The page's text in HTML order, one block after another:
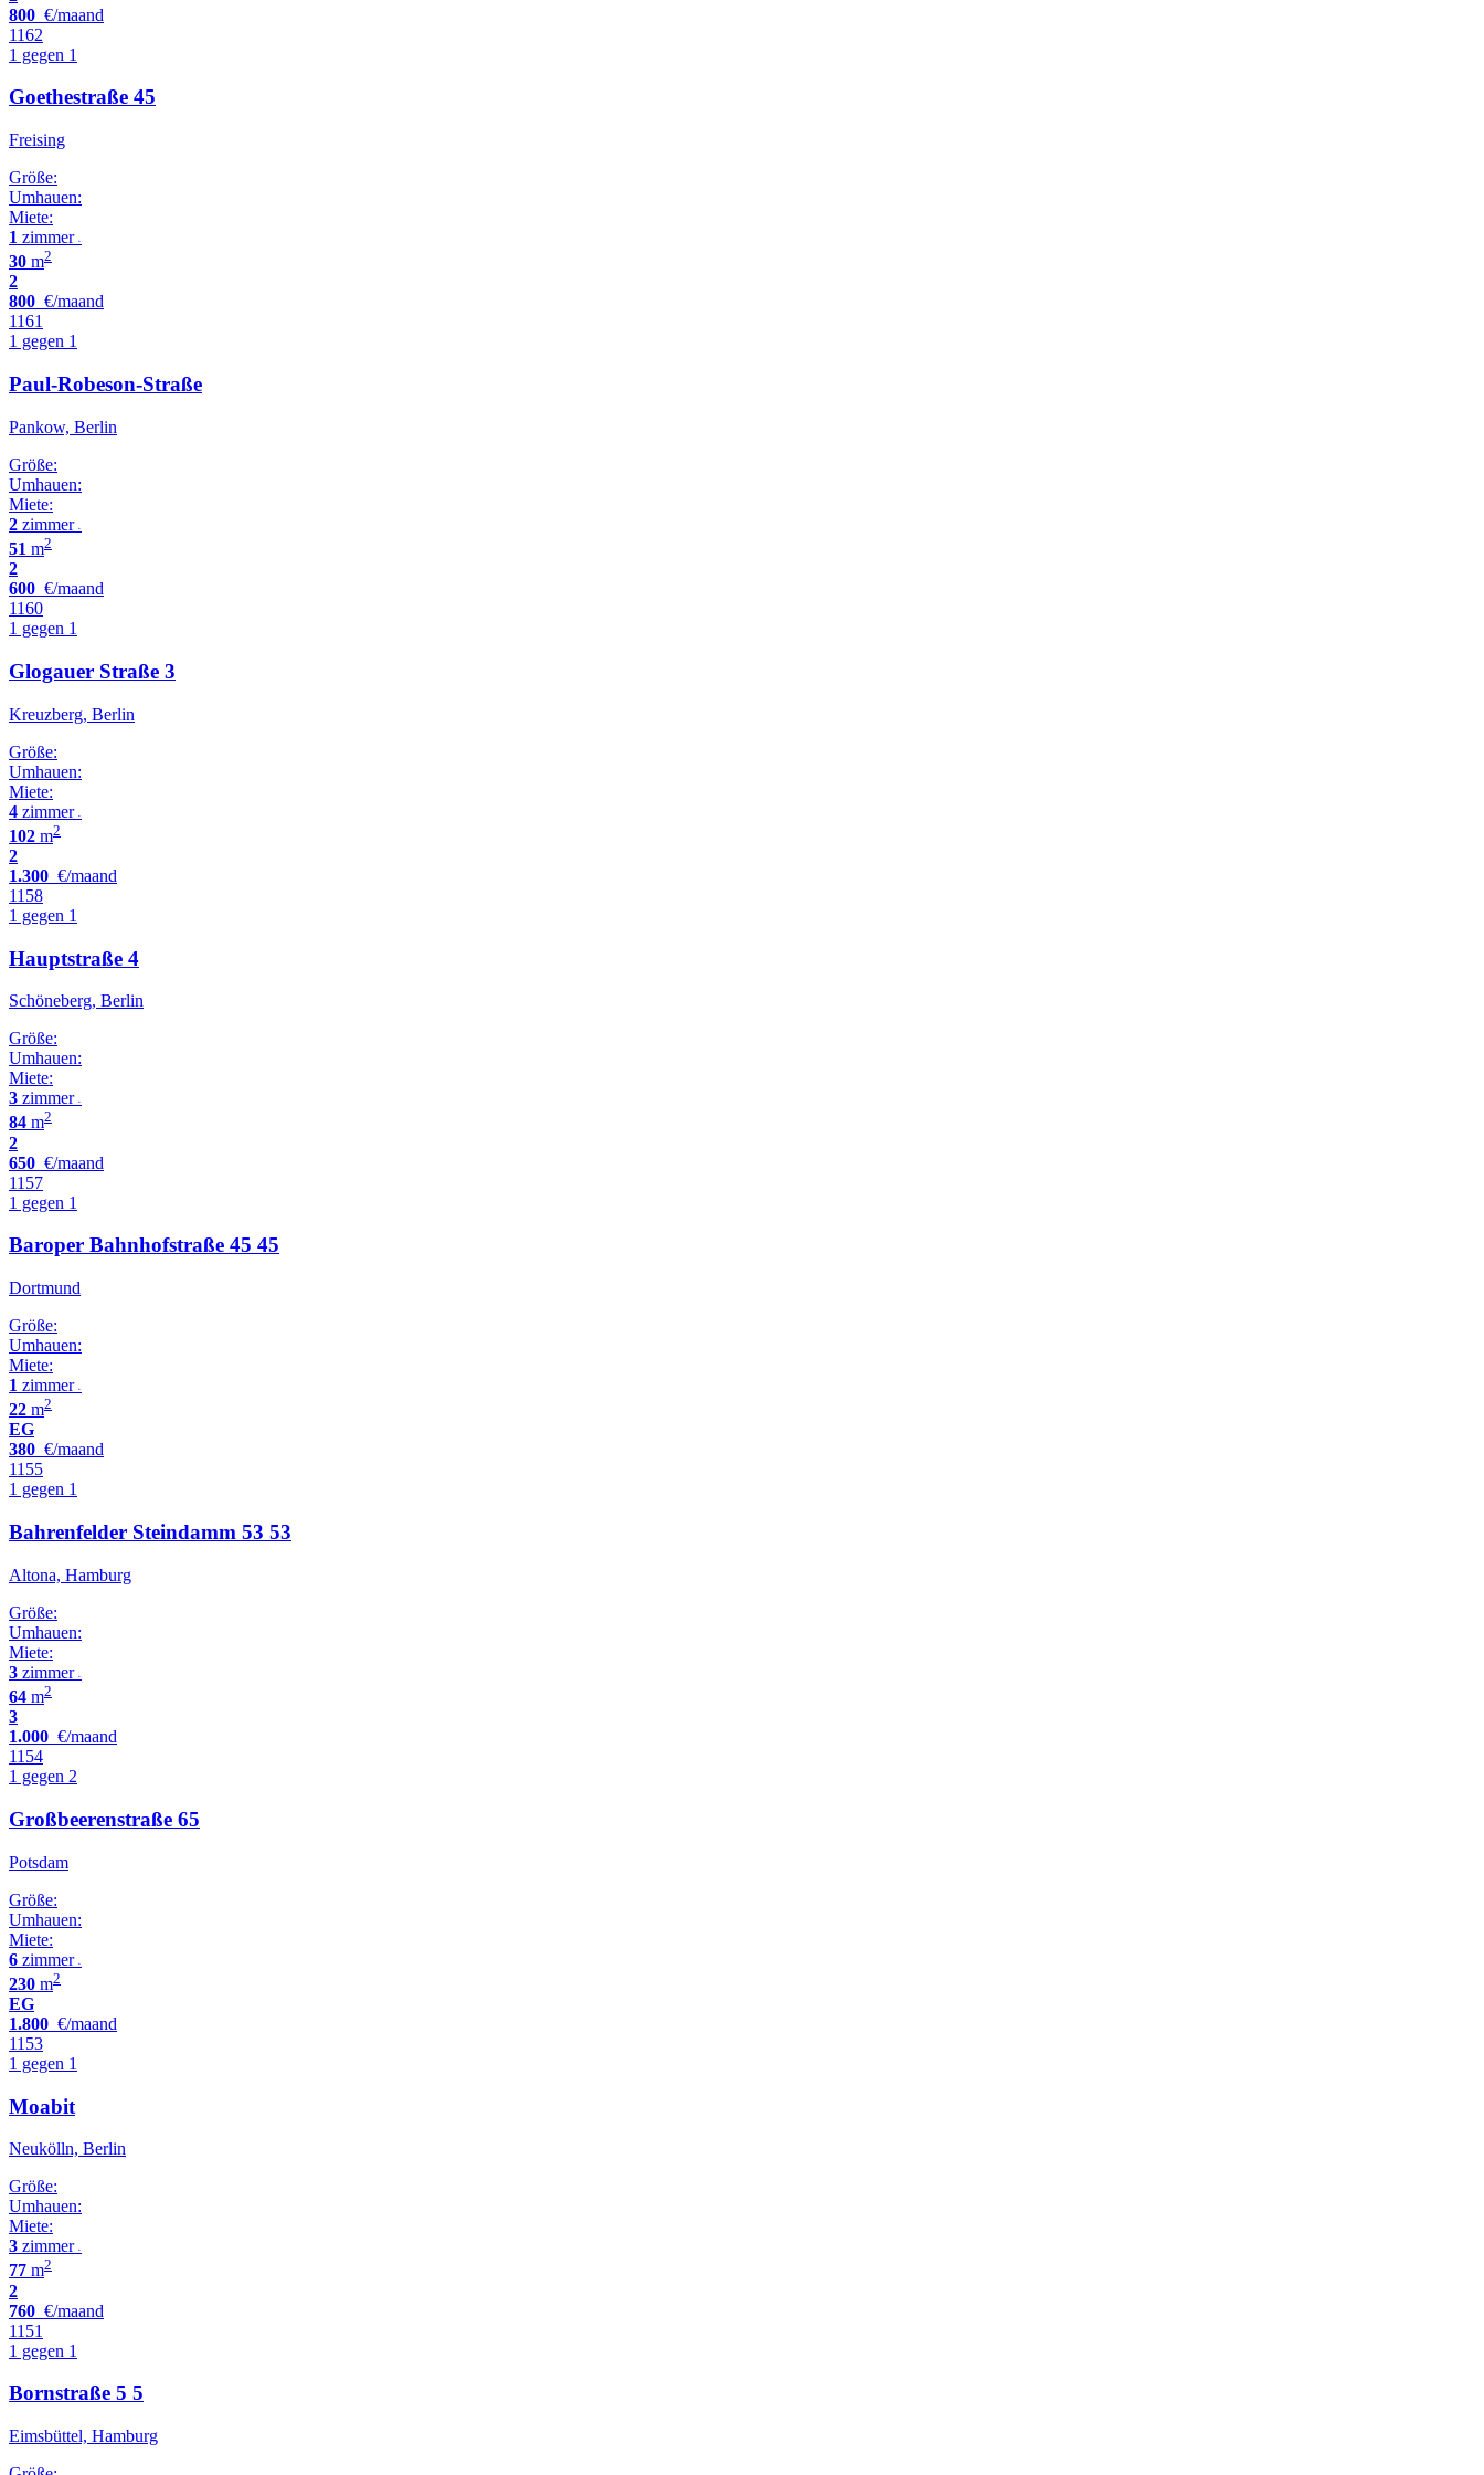
800 €/maand
1162
1 gegen 1
Goethestraße 45
Freising
Größe:
Umhauen:
Miete:
1 zimmer •
30 m2
2
800 €/maand
1161
1 gegen 1
Paul-Robeson-Straße
Pankow, Berlin
Größe:
Umhauen:
Miete:
2 zimmer •
51 m2
2
600 €/maand
1160
1 gegen 1
Glogauer Straße 3
Kreuzberg, Berlin
Größe:
Umhauen:
Miete:
4 zimmer •
102 m2
2
1.300 €/maand
1158
1 gegen 1
Hauptstraße 4
Schöneberg, Berlin
Größe:
Umhauen:
Miete:
3 zimmer •
84 m2
2
650 €/maand
1157
1 gegen 1
Baroper Bahnhofstraße 45 45
Dortmund
Größe:
Umhauen:
Miete:
1 zimmer •
22 m2
EG
380 €/maand
1155
1 gegen 1
Bahrenfelder Steindamm 53 53
Altona, Hamburg
Größe:
Umhauen:
Miete:
3 zimmer •
64 m2
3
1.000 €/maand
1154
1 gegen 2
Großbeerenstraße 65
Potsdam
Größe:
Umhauen:
Miete:
6 zimmer •
230 m2
EG
1.800 €/maand
1153
1 gegen 1
Moabit
Neukölln, Berlin
Größe:
Umhauen:
Miete:
3 zimmer •
77 m2
2
760 €/maand
1151
1 gegen 1
Bornstraße 5 5
Eimsbüttel, Hamburg